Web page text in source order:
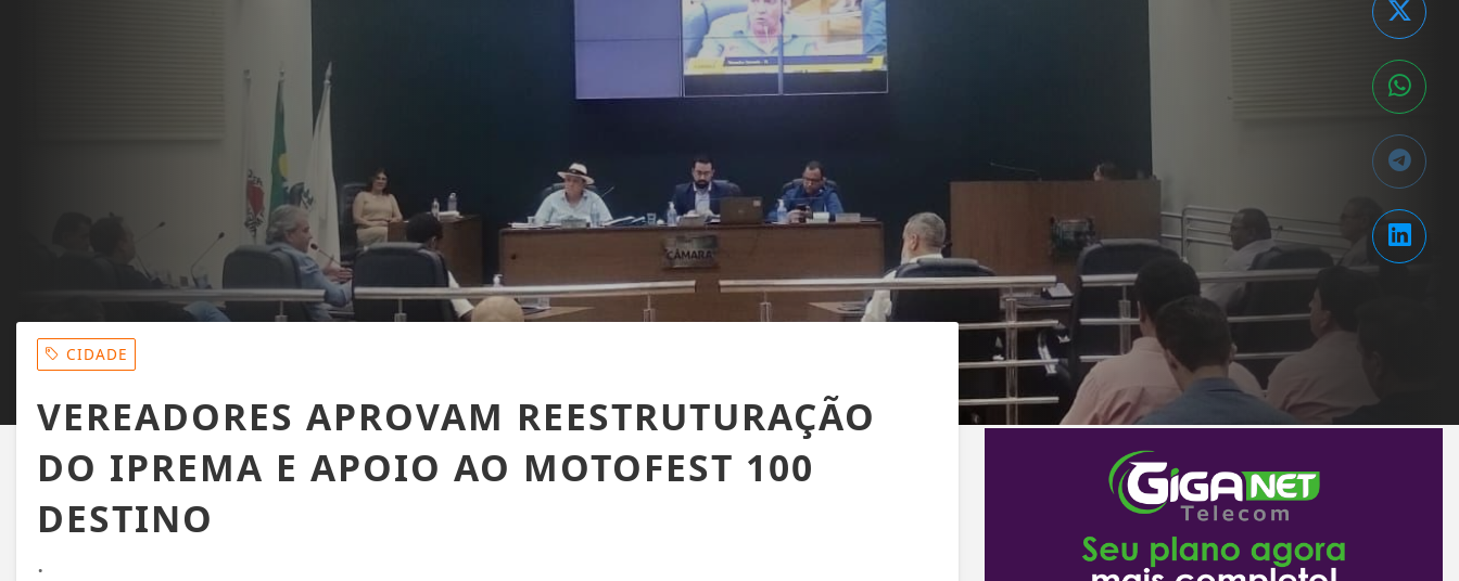
CIDADE
VEREADORES APROVAM REESTRUTURAÇÃO
DO IPREMA E APOIO AO MOTOFEST 100
DESTINO
.